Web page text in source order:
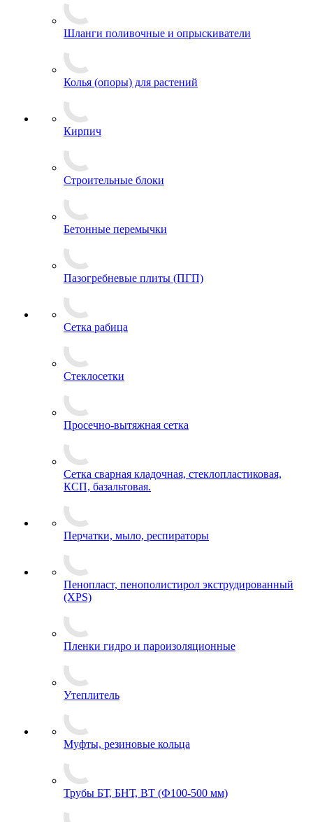
Шланги поливочные и опрыскиватели
Колья (опоры) для растений
Кирпич
Строительные блоки
Бетонные перемычки
Пазогребневые плиты (ПГП)
Сетка рабица
Стеклосетки
Просечно-вытяжная сетка
Сетка сварная кладочная, стеклопластиковая,
КСП, базальтовая.
Перчатки, мыло, респираторы
Пенопласт, пенополистирол экструдированный
(XPS)
Пленки гидро и пароизоляционные
Утеплитель
Муфты, резиновые кольца
Трубы БТ, БНТ, ВТ (Ф100-500 мм)